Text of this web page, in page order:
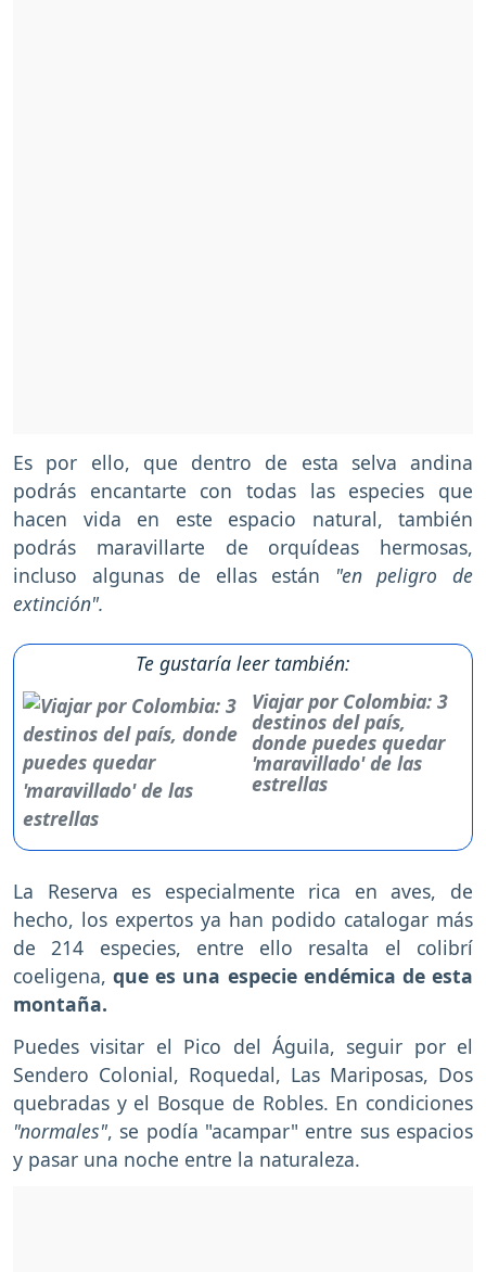
Es por ello, que dentro de esta selva andina
podrás encantarte con todas las especies que
hacen vida en este espacio natural, también
podrás maravillarte de orquídeas hermosas,
incluso algunas de ellas están "en peligro de
extinción".
Te gustaría leer también:
Viajar por Colombia: 3
destinos del país,
donde puedes quedar
'maravillado' de las
estrellas
La Reserva es especialmente rica en aves, de
hecho, los expertos ya han podido catalogar más
de 214 especies, entre ello resalta el colibrí
coeligena,que es una especie endémica de esta
montaña.
Puedes visitar el Pico del Águila, seguir por el
Sendero Colonial, Roquedal, Las Mariposas, Dos
quebradas y el Bosque de Robles. En condiciones
"normales", se podía "acampar" entre sus espacios
y pasar una noche entre la naturaleza.